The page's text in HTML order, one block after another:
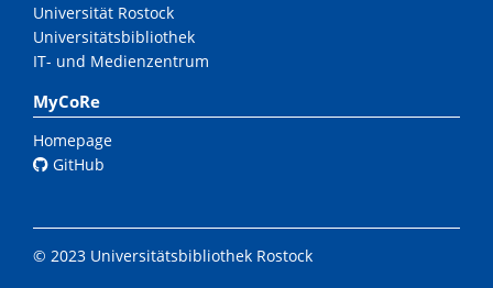
Universität Rostock
Universitätsbibliothek
IT- und Medienzentrum
MyCoRe
Homepage
GitHub
© 2023 Universitätsbibliothek Rostock